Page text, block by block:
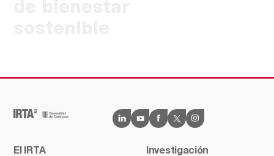
El IRTA
Investigación